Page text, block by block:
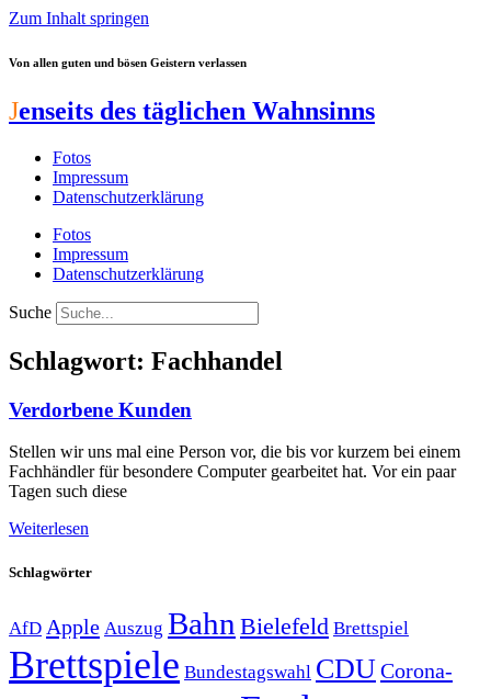
Zum Inhalt springen
Von allen guten und bösen Geistern verlassen
Jenseits des täglichen Wahnsinns
Fotos
Impressum
Datenschutzerklärung
Fotos
Impressum
Datenschutzerklärung
Suche
Schlagwort: Fachhandel
Verdorbene Kunden
Stellen wir uns mal eine Person vor, die bis vor kurzem bei einem
Fachhändler für besondere Computer gearbeitet hat. Vor ein paar
Tagen such diese
Weiterlesen
Schlagwörter
AfD Apple Auszug Bahn Bielefeld Brettspiel
Brettspiele Bundestagswahl CDUCorona-